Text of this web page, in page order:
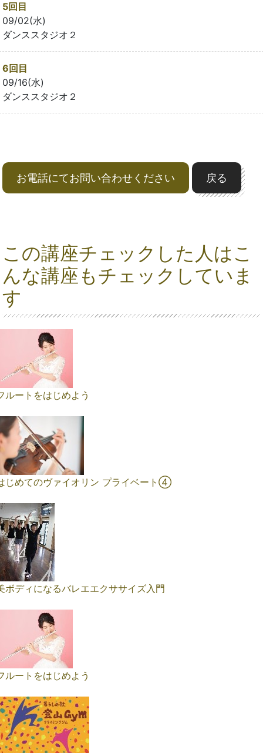
5回目
09/02(水)
ダンススタジオ２
6回目
09/16(水)
ダンススタジオ２
お電話にてお問い合わせください 戻る
この講座チェックした人はこ
んな講座もチェックしていま
す
ルートをはじめよう
じめてのヴァイオリン プライベート④
ボディになるバレエエクササイズ入門
ルートをはじめよう